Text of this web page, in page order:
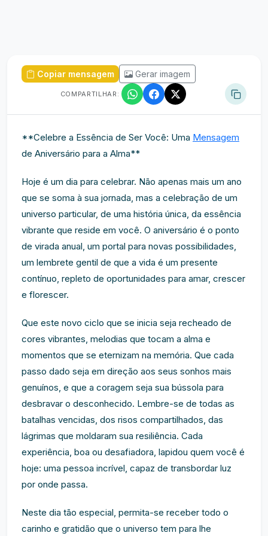
Copiar mensagem Gerar imagem
COMPARTILHAR:
**Celebre a Essência de Ser Você: Uma Mensagem
de Aniversário para a Alma**
Hoje é um dia para celebrar. Não apenas mais um ano
que se soma à sua jornada, mas a celebração de um
universo particular, de uma história única, da essência
vibrante que reside em você. O aniversário é o ponto
de virada anual, um portal para novas possibilidades,
um lembrete gentil de que a vida é um presente
contínuo, repleto de oportunidades para amar, crescer
e florescer.
Que este novo ciclo que se inicia seja recheado de
cores vibrantes, melodias que tocam a alma e
momentos que se eternizam na memória. Que cada
passo dado seja em direção aos seus sonhos mais
genuínos, e que a coragem seja sua bússola para
desbravar o desconhecido. Lembre-se de todas as
batalhas vencidas, dos risos compartilhados, das
lágrimas que moldaram sua resiliência. Cada
experiência, boa ou desafiadora, lapidou quem você é
hoje: uma pessoa incrível, capaz de transbordar luz
por onde passa.
Neste dia tão especial, permita-se receber todo o
carinho e gratidão que o universo tem para lhe